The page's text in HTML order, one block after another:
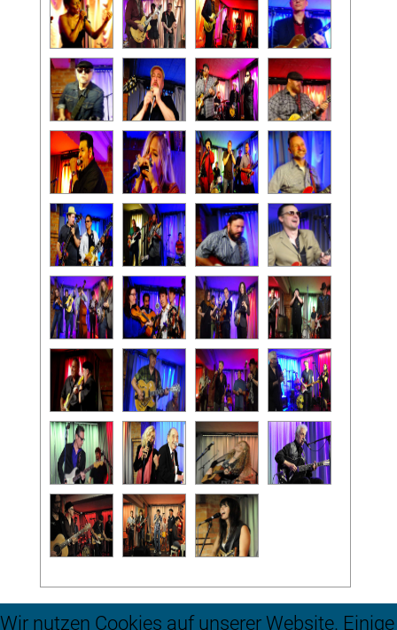
Konzertfotos Jazztime
Tickets
Partner
Wir nutzen Cookies auf unserer Website. Einige